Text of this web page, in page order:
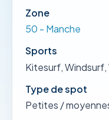
Zone
50 - Manche
Sports
Kitesurf, Windsurf,
Type de spot
Petites /